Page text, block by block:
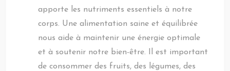
apporte les nutriments essentiels à notre
corps. Une alimentation saine et équilibrée
nous aide à maintenir une énergie optimale
et à soutenir notre bien-être. Il est important
de consommer des fruits, des légumes, des